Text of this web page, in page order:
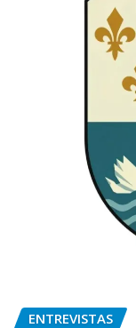
ENTREVISTAS